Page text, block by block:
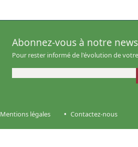
Abonnez-vous à notre
Pour rester informé de l'évolution de
Mentions légales Contactez-nous